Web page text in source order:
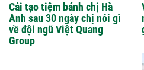
Cải tạo tiệm bánh chị Hà
Anh sau 30 ngày chị nói gì
về đội ngũ Việt Quang
Group